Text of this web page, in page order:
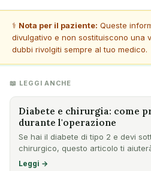
⚕️ Nota per il paziente: Queste
divulgativo e non sostituiscono una
dubbi rivolgiti sempre al tuo medico.
📖 LEGGI ANCHE
Diabete e chirurgia: come
durante l'operazione
Se hai il diabete di tipo 2 e devi
chirurgico, questo articolo ti
Leggi →